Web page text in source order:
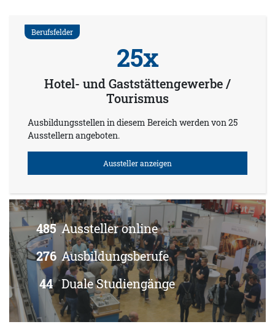
Berufsfelder
25x
Hotel- und Gaststättengewerbe /
Tourismus
Ausbildungsstellen in diesem Bereich werden von 25
Ausstellern angeboten.
Aussteller anzeigen
485Aussteller online
276 Ausbildungsberufe
44 Duale Studiengänge